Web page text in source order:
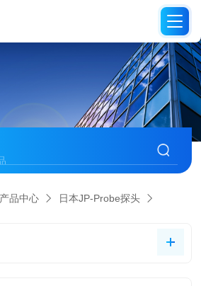
产品中心 日本JP-Probe探头